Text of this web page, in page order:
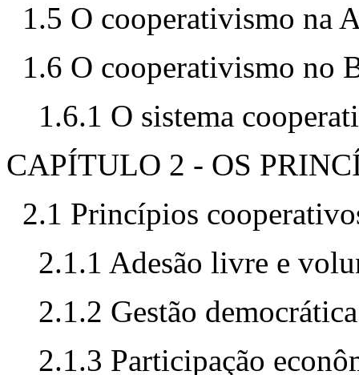
1.5 O cooperativismo na
1.6 O cooperativismo no
1.6.1 O sistema
CAPÍTULO 2 - OS
2.1 Princípios
2.1.1 Adesão livre e
2.1.2 Gestão democrática
2.1.3 Participação